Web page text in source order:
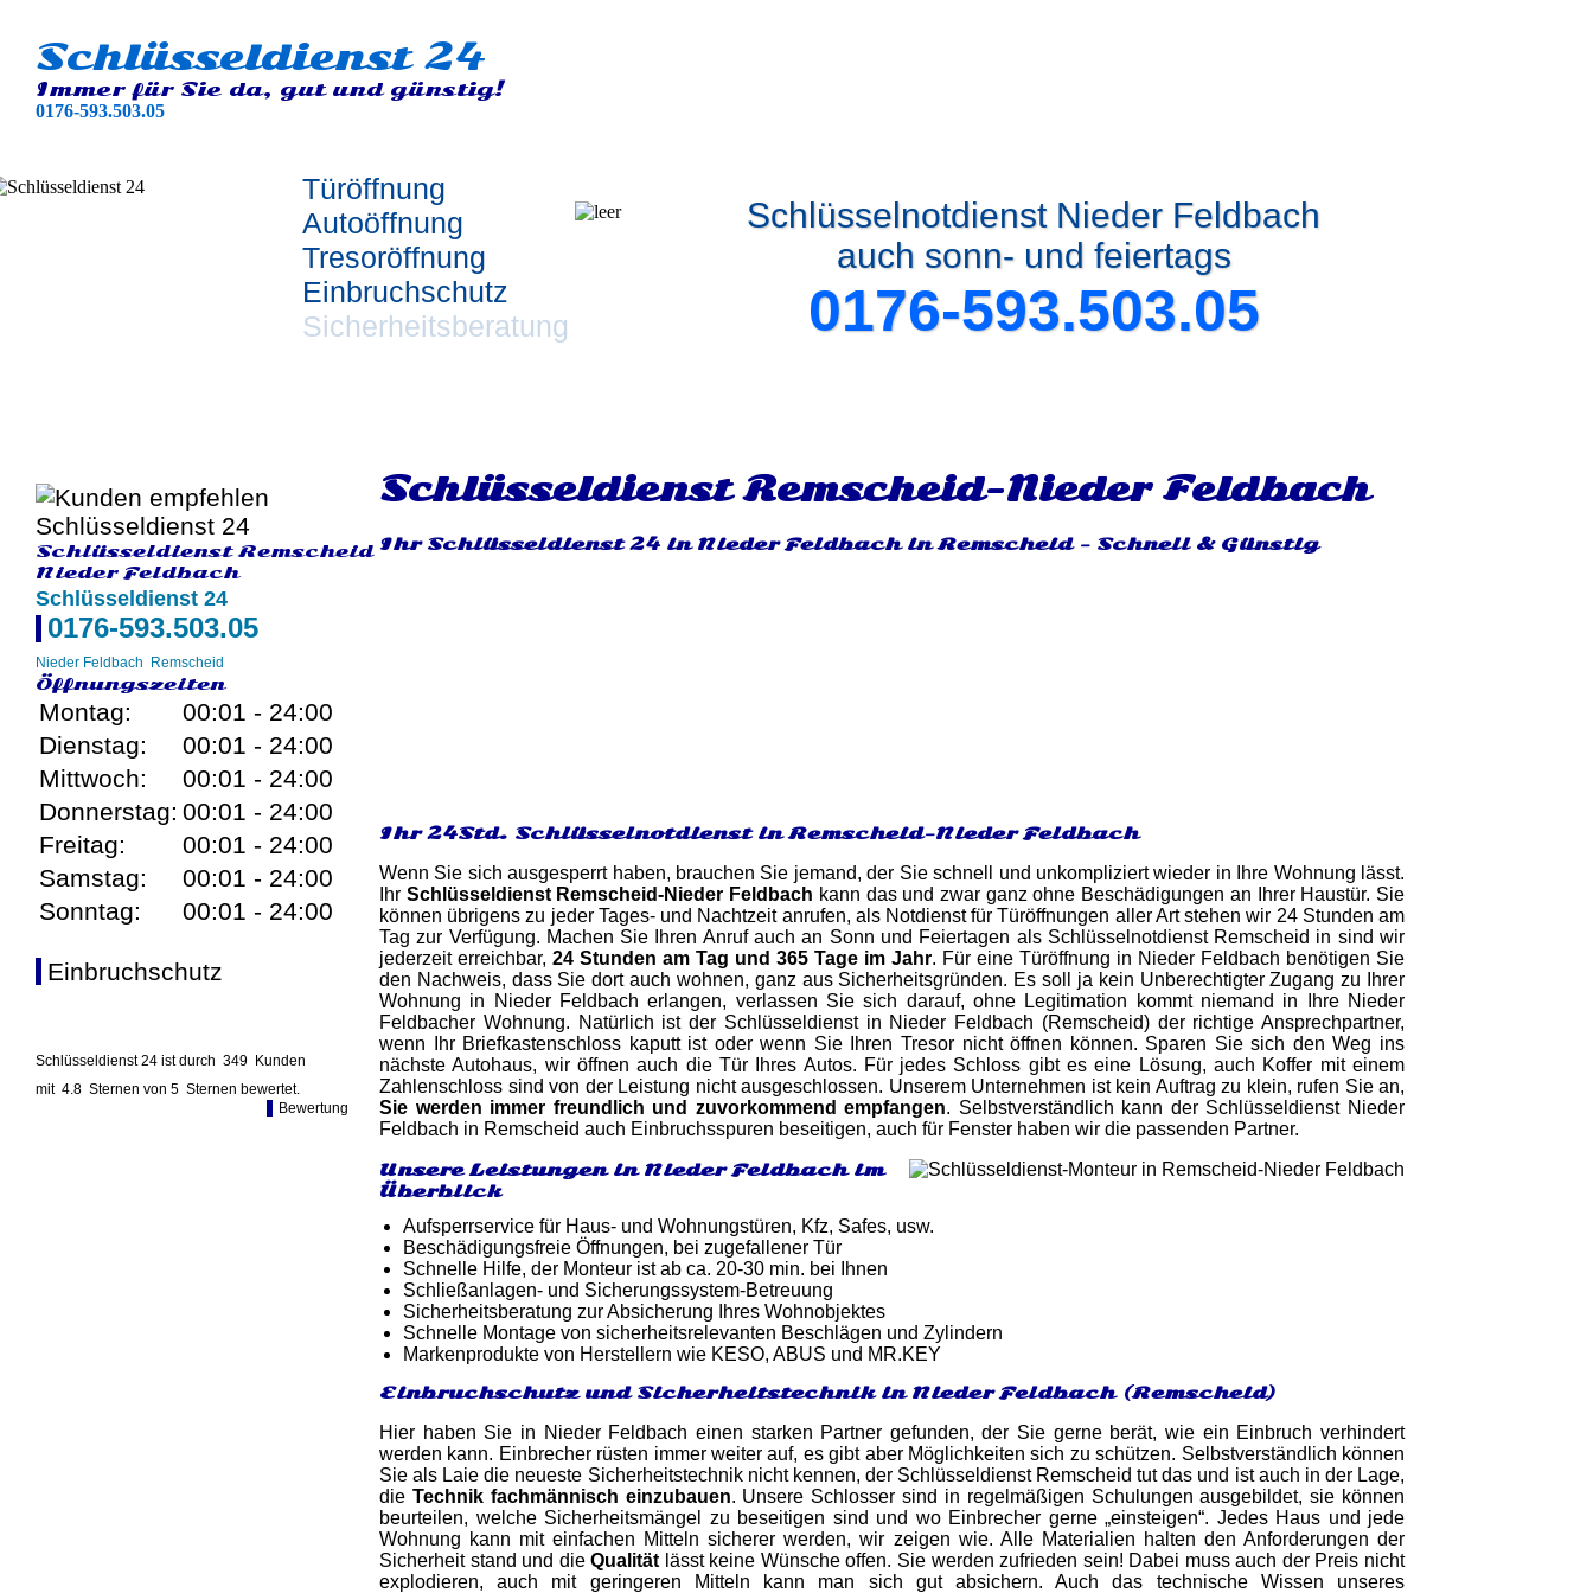
Schlüsseldienst 24
Immer für Sie da, gut und günstig!
0176-593.503.05
Türöffnung
Autoöffnung
Tresoröffnung
Einbruchschutz
Sicherheitsberatung
Schlüsselnotdienst Nieder Feldbach
auch sonn- und feiertags
0176-593.503.05
Schlüsseldienst Remscheid
Nieder Feldbach
Schlüsseldienst 24
0176-593.503.05
Nieder Feldbach Remscheid
Öffnungszeiten
Montag:
00:01 - 24:00
Dienstag:
00:01 - 24:00
Mittwoch:
00:01 - 24:00
Donnerstag: 00:01 - 24:00
Freitag:
00:01 - 24:00
Samstag:
00:01 - 24:00
Sonntag:
00:01 - 24:00
Einbruchschutz
Schlüsseldienst 24 ist durch 349 Kunden
mit 4.8 Sternen von 5 Sternen bewertet.
Bewertung
Schlüsseldienst Remscheid-Nieder Feldbach
Ihr Schlüsseldienst 24 in Nieder Feldbach in Remscheid - Schnell & Günstig
Ihr 24Std. Schlüsselnotdienst in Remscheid-Nieder Feldbach
Wenn Sie sich ausgesperrt haben, brauchen Sie jemand, der Sie schnell und unkompliziert wieder in Ihre Wohnung lässt.
Ihr Schlüsseldienst Remscheid-Nieder Feldbach kann das und zwar ganz ohne Beschädigungen an Ihrer Haustür. Sie
können übrigens zu jeder Tages- und Nachtzeit anrufen, als Notdienst für Türöffnungen aller Art stehen wir 24 Stunden am
Tag zur Verfügung. Machen Sie Ihren Anruf auch an Sonn und Feiertagen als Schlüsselnotdienst Remscheid in sind wir
jederzeit erreichbar, 24 Stunden am Tag und 365 Tage im Jahr. Für eine Türöffnung in Nieder Feldbach benötigen Sie
den Nachweis, dass Sie dort auch wohnen, ganz aus Sicherheitsgründen. Es soll ja kein Unberechtigter Zugang zu Ihrer
Wohnung in Nieder Feldbach erlangen, verlassen Sie sich darauf, ohne Legitimation kommt niemand in Ihre Nieder
Feldbacher Wohnung. Natürlich ist der Schlüsseldienst in Nieder Feldbach (Remscheid) der richtige Ansprechpartner,
wenn Ihr Briefkastenschloss kaputt ist oder wenn Sie Ihren Tresor nicht öffnen können. Sparen Sie sich den Weg ins
nächste Autohaus, wir öffnen auch die Tür Ihres Autos. Für jedes Schloss gibt es eine Lösung, auch Koffer mit einem
Zahlenschloss sind von der Leistung nicht ausgeschlossen. Unserem Unternehmen ist kein Auftrag zu klein, rufen Sie an,
Sie werden immer freundlich und zuvorkommend empfangen. Selbstverständlich kann der Schlüsseldienst Nieder
Feldbach in Remscheid auch Einbruchsspuren beseitigen, auch für Fenster haben wir die passenden Partner.
Unsere Leistungen in Nieder Feldbach im
Überblick
Aufsperrservice für Haus- und Wohnungstüren, Kfz, Safes, usw.
Beschädigungsfreie Öffnungen, bei zugefallener Tür
Schnelle Hilfe, der Monteur ist ab ca. 20-30 min. bei Ihnen
Schließanlagen- und Sicherungssystem-Betreuung
Sicherheitsberatung zur Absicherung Ihres Wohnobjektes
Schnelle Montage von sicherheitsrelevanten Beschlägen und Zylindern
Markenprodukte von Herstellern wie KESO, ABUS und MR.KEY
Einbruchschutz und Sicherheitstechnik in Nieder Feldbach (Remscheid)
Hier haben Sie in Nieder Feldbach einen starken Partner gefunden, der Sie gerne berät, wie ein Einbruch verhindert
werden kann. Einbrecher rüsten immer weiter auf, es gibt aber Möglichkeiten sich zu schützen. Selbstverständlich können
Sie als Laie die neueste Sicherheitstechnik nicht kennen, der Schlüsseldienst Remscheid tut das und ist auch in der Lage,
die Technik fachmännisch einzubauen. Unsere Schlosser sind in regelmäßigen Schulungen ausgebildet, sie können
beurteilen, welche Sicherheitsmängel zu beseitigen sind und wo Einbrecher gerne „einsteigen“. Jedes Haus und jede
Wohnung kann mit einfachen Mitteln sicherer werden, wir zeigen wie. Alle Materialien halten den Anforderungen der
Sicherheit stand und dieQualität lässt keine Wünsche offen. Sie werden zufrieden sein! Dabei muss auch der Preis nicht
explodieren, auch mit geringeren Mitteln kann man sich gut absichern. Auch das technische Wissen unseres